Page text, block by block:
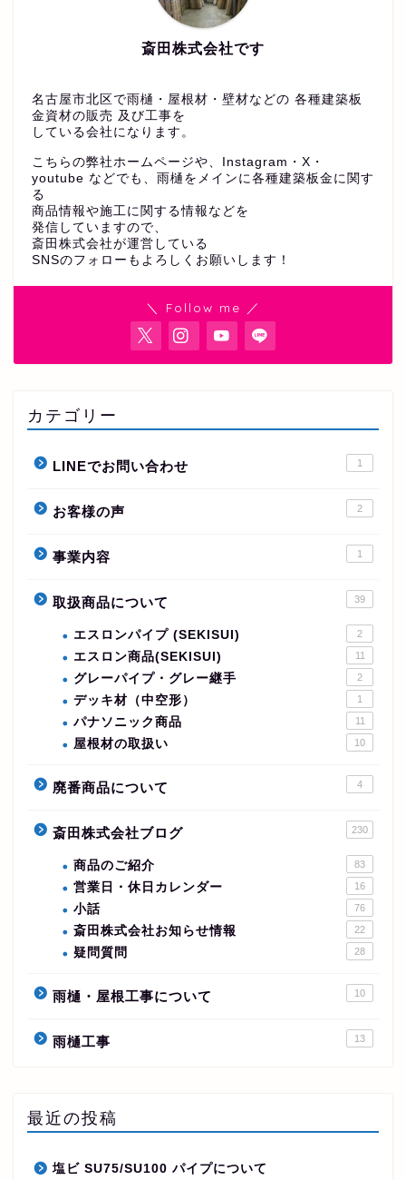
斎田株式会社です
名古屋市北区で雨樋・屋根材・壁材などの 各種建築板
金資材の販売 及び工事を
している会社になります。
こちらの弊社ホームページや、Instagram・X・
youtube などでも、雨樋をメインに各種建築板金に関す
る
商品情報や施工に関する情報などを
発信していますので、
斎田株式会社が運営している
SNSのフォローもよろしくお願いします！
＼ Follow me ／
カテゴリー
LINEでお問い合わせ 1
お客様の声 2
事業内容 1
取扱商品について 39
エスロンパイプ (SEKISUI) 2
エスロン商品(SEKISUI) 11
グレーパイプ・グレー継手 2
デッキ材（中空形） 1
パナソニック商品 11
屋根材の取扱い 10
廃番商品について 4
斎田株式会社ブログ 230
商品のご紹介 83
営業日・休日カレンダー 16
小話 76
斎田株式会社お知らせ情報 22
疑問質問 28
雨樋・屋根工事について 10
雨樋工事 13
最近の投稿
塩ビ SU75/SU100 パイプについて